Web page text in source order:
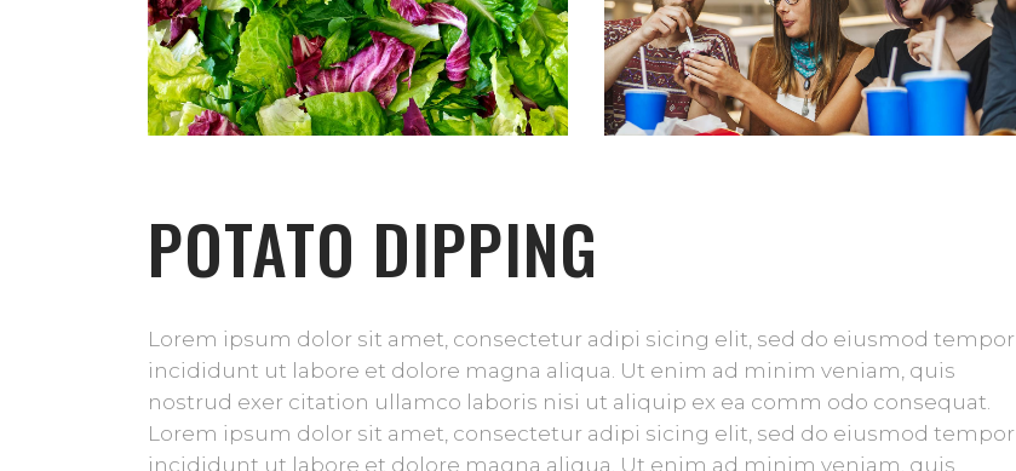
POTATO DIPPING
Lorem ipsum dolor sit amet, consectetur adipi sicing elit, sed do eiusmod tempor
incididunt ut labore et dolore magna aliqua. Ut enim ad minim veniam, quis
nostrud exer citation ullamco laboris nisi ut aliquip ex ea comm odo consequat.
Lorem ipsum dolor sit amet, consectetur adipi sicing elit, sed do eiusmod tempor
incididunt ut labore et dolore magna aliqua. Ut enim ad minim veniam, quis